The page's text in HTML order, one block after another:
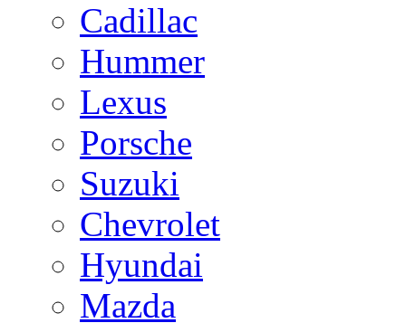
Cadillac
Hummer
Lexus
Porsche
Suzuki
Chevrolet
Hyundai
Mazda